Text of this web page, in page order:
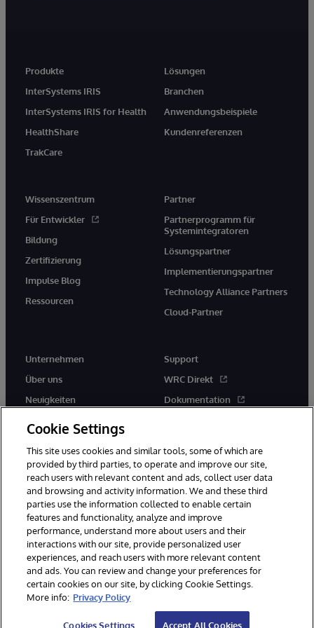
Produkte
InterSystems IRIS
InterSystems IRIS for Health
HealthShare
TrakCare
Lösungen
Branchen
Anwendungsbeispiele
Kundenreferenzen
Wissenszentrum
Für Entwickler
Bildung
Zertifizierung
Impulse Blog
Ressourcen
Partner
Partnerprogramm für
Systemintegratoren
Lösungspartner
Implementierungspartner
Technology Alliance Partners
Cloud-Partner
Unternehmen
Über uns
Neuigkeiten
Support
WRC Direkt
Dokumentation
© 1996-2026 InterSystems Corporation, Boston, MA. Alle Rechte
vorbehalten.
Mitteilungen/Geschäftsbedingungen
Erklärung zum Datenschutz
Geld-zurück-Garantie
Impressum Barrierefreiheit
Cookie Settings
This site uses cookies and similar tools, some of which are
provided by third parties, to operate and improve our site,
reach users with relevant content and ads, collect user data
and browsing and activity information. We and these third
parties use the information collected to enable certain
features and functionality, analyze and improve
performance, understand more about users and their
interactions with our site, provide personalized user
experiences, and reach users with more relevant content
and ads. You can review and change your preferences for
certain cookies on our site, by clicking Cookie Settings.
More info: Privacy Policy
Cookies Settings Accept All Cookies